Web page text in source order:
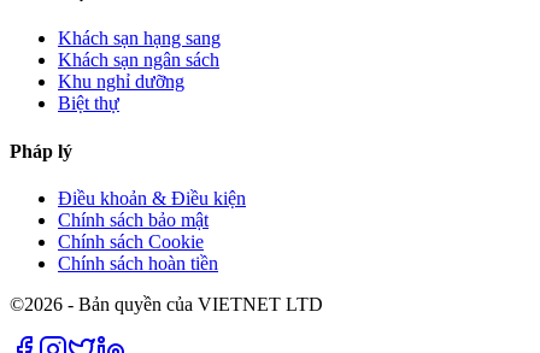
Khách sạn hạng sang
Khách sạn ngân sách
Khu nghỉ dưỡng
Biệt thự
Pháp lý
Điều khoản & Điều kiện
Chính sách bảo mật
Chính sách Cookie
Chính sách hoàn tiền
©2026 - Bản quyền của VIETNET LTD